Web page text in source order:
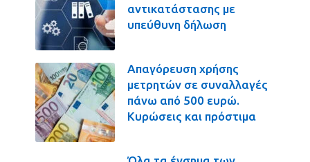
αντικατάστασης με
υπεύθυνη δήλωση
Απαγόρευση χρήσης
μετρητών σε συναλλαγές
πάνω από 500 ευρώ.
Κυρώσεις και πρόστιμα